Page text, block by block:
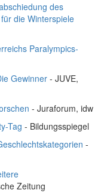
des
die Winterspiele
Paralympics-
Gewinner - JUVE,
- Juraforum, idw
Tag - Bildungsspiegel
-
Zeitung